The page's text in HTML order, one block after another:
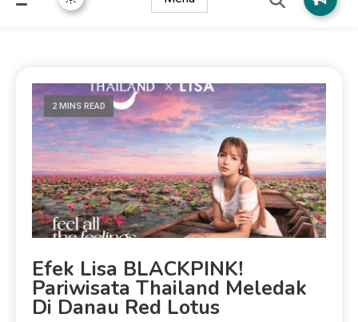
2 MINS READ
Efek Lisa BLACKPINK!
Pariwisata Thailand Meledak
Di Danau Red Lotus